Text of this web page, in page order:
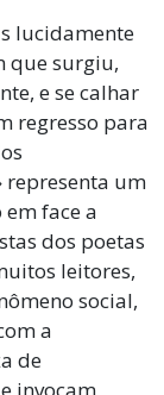
lucidamente
que surgiu,
e se calhar
regresso para
representa um
face a
dos poetas
leitores,
social,
a
de